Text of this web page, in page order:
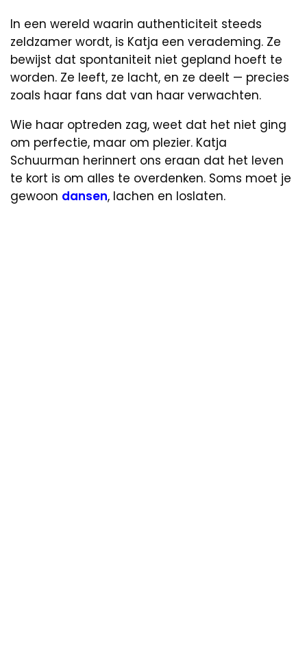
In een wereld waarin authenticiteit steeds
zeldzamer wordt, is Katja een verademing. Ze
bewijst dat spontaniteit niet gepland hoeft te
worden. Ze leeft, ze lacht, en ze deelt — precies
zoals haar fans dat van haar verwachten.
Wie haar optreden zag, weet dat het niet ging
om perfectie, maar om plezier. Katja
Schuurman herinnert ons eraan dat het leven
te kort is om alles te overdenken. Soms moet je
gewoon dansen, lachen en loslaten.